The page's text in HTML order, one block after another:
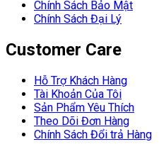
Chính Sách Bảo Mật
Chính Sách Đại Lý
Customer Care
Hỗ Trợ Khách Hàng
Tài Khoản Của Tôi
Sản Phẩm Yêu Thích
Theo Dõi Đơn Hàng
Chính Sách Đổi trả Hàng